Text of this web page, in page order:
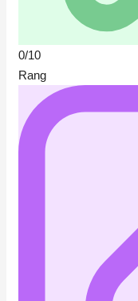
0/10
Rang